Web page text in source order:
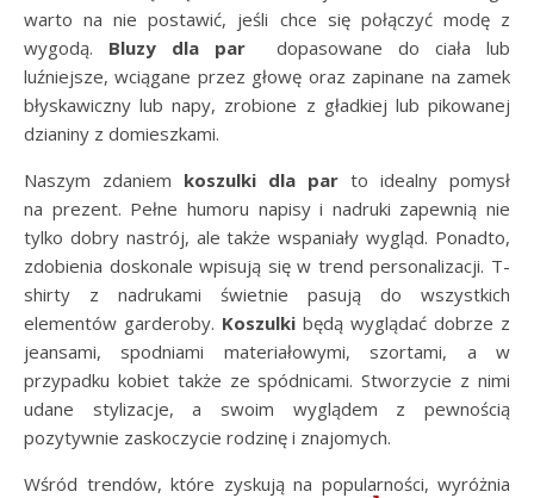
warto na nie postawić, jeśli chce się połączyć modę z
wygodą. Bluzy dla par dopasowane do ciała lub
luźniejsze, wciągane przez głowę oraz zapinane na zamek
błyskawiczny lub napy, zrobione z gładkiej lub pikowanej
dzianiny z domieszkami.
Naszym zdaniem koszulki dla par to idealny pomysł
na prezent. Pełne humoru napisy i nadruki zapewnią nie
tylko dobry nastrój, ale także wspaniały wygląd. Ponadto,
zdobienia doskonale wpisują się w trend personalizacji. T-
shirty z nadrukami świetnie pasują do wszystkich
elementów garderoby. Koszulki będą wyglądać dobrze z
jeansami, spodniami materiałowymi, szortami, a w
przypadku kobiet także ze spódnicami. Stworzycie z nimi
udane stylizacje, a swoim wyglądem z pewnością
pozytywnie zaskoczycie rodzinę i znajomych.
Wśród trendów, które zyskują na popularności, wyróżnia